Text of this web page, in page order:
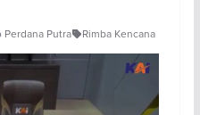
Perdana Putra Rimba Kencana